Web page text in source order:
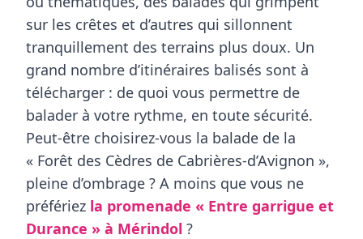
sur les crêtes et d’autres qui sillonnent
tranquillement des terrains plus doux. Un
grand nombre d’itinéraires balisés sont à
télécharger : de quoi vous permettre de
balader à votre rythme, en toute sécurité.
Peut-être choisirez-vous la balade de la
« Forêt des Cèdres de Cabrières-d’Avignon »,
pleine d’ombrage ? A moins que vous ne
préfériez la promenade « Entre garrigue et
Durance » à Mérindol ?